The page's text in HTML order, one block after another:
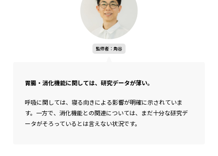
BMI23・体脂肪率20％でも、SASの兆候が！
肥満指数として健康診断ではA判定だったため、これまで睡眠時
でいびきを記録してみたところ、お酒を飲んだ日
た。
日中に強い眠気が出るほどではないものの、「朝すっきりしな
監修者：角谷
胃腸・消化機能に関しては、研究データが薄い。
呼吸に関しては、寝る向きによる影響が明確に示されていま
す。一方で、消化機能との関連については、まだ十分な研究デ
ータがそろっているとは言えない状況です。